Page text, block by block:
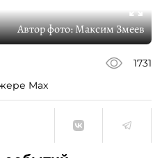
Автор фото:Максим Змеев
1731
Max